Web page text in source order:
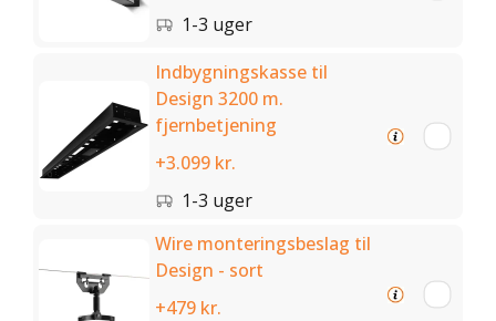
1-3 uger
Indbygningskasse til
Design 3200 m.
fjernbetjening
+3.099 kr.
1-3 uger
Wire monteringsbeslag til
Design - sort
+479 kr.